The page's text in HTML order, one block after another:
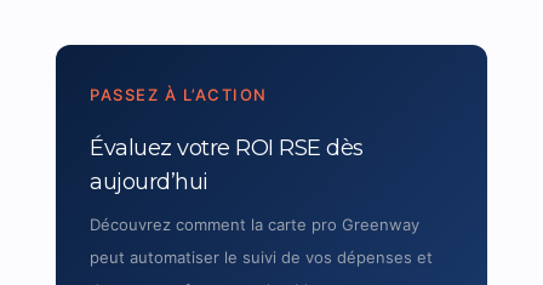
PASSEZ À L’ACTION
Évaluez votre ROI RSE dès
aujourd’hui
Découvrez comment la carte pro Greenway
peut automatiser le suivi de vos dépenses et